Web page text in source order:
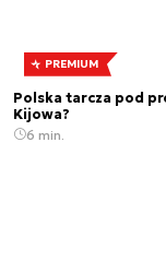
PREMIUM
Polska tarcza pod
Kijowa?
6 min.